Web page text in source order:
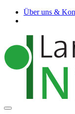
Über uns &